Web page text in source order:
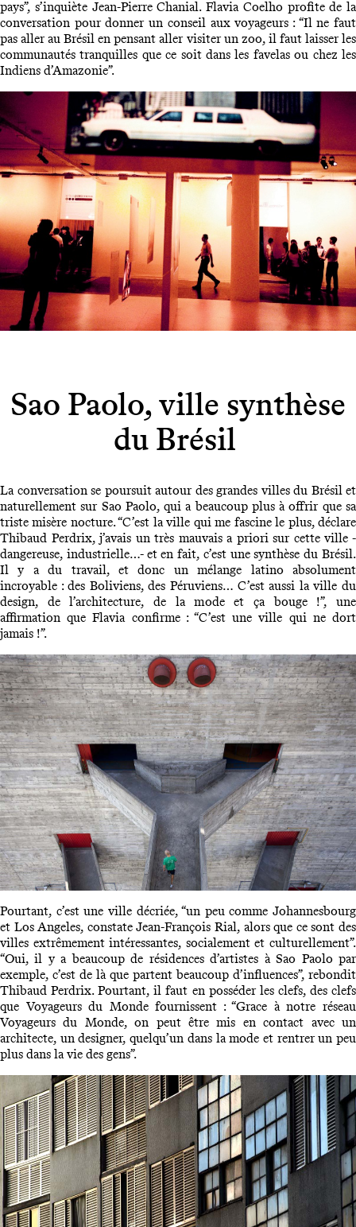
pays”, s’inquiète Jean-Pierre Chanial. Flavia Coelho profite de la
conversation pour donner un conseil aux voyageurs : “Il ne faut
pas aller au Brésil en pensant aller visiter un zoo, il faut laisser les
communautés tranquilles que ce soit dans les favelas ou chez les
Indiens d’Amazonie”.
Sao Paolo, ville synthèse
du Brésil
La conversation se poursuit autour des grandes villes du Brésil et
naturellement sur Sao Paolo, qui a beaucoup plus à offrir que sa
triste misère nocture. “C’est la ville qui me fascine le plus, déclare
Thibaud Perdrix, j’avais un très mauvais a priori sur cette ville -
dangereuse, industrielle…- et en fait, c’est une synthèse du Brésil.
Il y a du travail, et donc un mélange latino absolument
incroyable : des Boliviens, des Péruviens… C’est aussi la ville du
design, de l’architecture, de la mode et ça bouge !”, une
affirmation que Flavia confirme : “C’est une ville qui ne dort
jamais !”.
Pourtant, c’est une ville décriée, “un peu comme Johannesbourg
et Los Angeles, constate Jean-François Rial, alors que ce sont des
villes extrêmement intéressantes, socialement et culturellement”.
“Oui, il y a beaucoup de résidences d’artistes à Sao Paolo par
exemple, c’est de là que partent beaucoup d’influences”, rebondit
Thibaud Perdrix. Pourtant, il faut en posséder les clefs, des clefs
que Voyageurs du Monde fournissent : “Grace à notre réseau
Voyageurs du Monde, on peut être mis en contact avec un
architecte, un designer, quelqu’un dans la mode et rentrer un peu
plus dans la vie des gens”.